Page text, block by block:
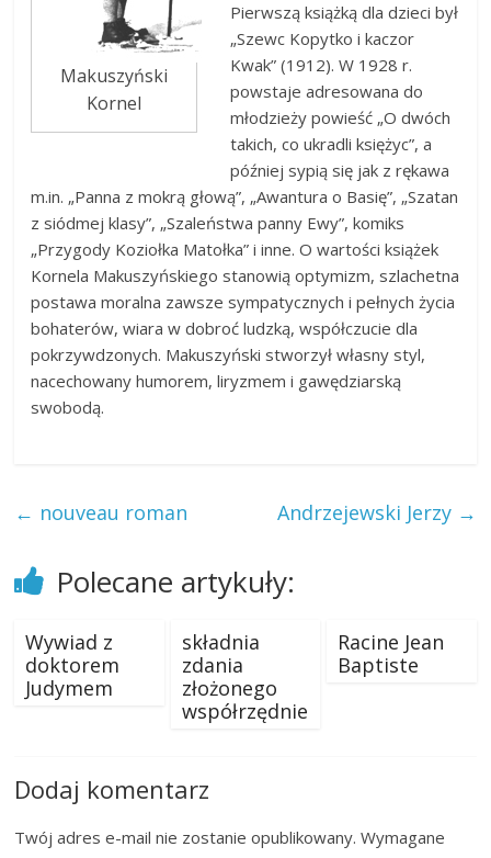
Makuszyński
Kornel
Pierwszą książką dla dzieci był
„Szewc Kopytko i kaczor
Kwak” (1912). W 1928 r.
powstaje adresowana do
młodzieży powieść „O dwóch
takich, co ukradli księżyc”, a
później sypią się jak z rękawa
m.in. „Panna z mokrą głową”, „Awantura o Basię”, „Szatan
z siódmej klasy”, „Szaleństwa panny Ewy”, komiks
„Przygody Koziołka Matołka” i inne. O wartości książek
Kornela Makuszyńskiego stanowią optymizm, szlachetna
postawa moralna zawsze sympatycznych i pełnych życia
bohaterów, wiara w dobroć ludzką, współczucie dla
pokrzywdzonych. Makuszyński stworzył własny styl,
nacechowany humorem, liryzmem i gawędziarską
swobodą.
← nouveau roman Andrzejewski Jerzy →
Polecane artykuły:
Wywiad z
doktorem
Judymem
składnia
zdania
złożonego
współrzędnie
Racine Jean
Baptiste
Dodaj komentarz
Twój adres e-mail nie zostanie opublikowany. Wymagane